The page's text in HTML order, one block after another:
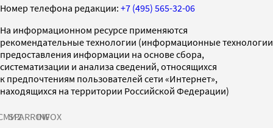
Номер телефона редакции: +7 (495) 565-32-06
На информационном ресурсе применяются
рекомендательные технологии (информационные технологии
предоставления информации на основе сбора,
систематизации и анализа сведений, относящихся
к предпочтениям пользователей сети «Интернет»,
находящихся на территории Российской Федерации)
SPARROWINFOX